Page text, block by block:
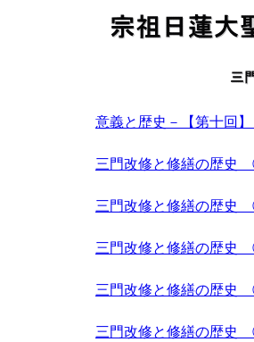
意義と歴史－【第十回
三門改修と修繕の歴
三門改修と修繕の歴
三門改修と修繕の歴
三門改修と修繕の歴
三門改修と修繕の歴